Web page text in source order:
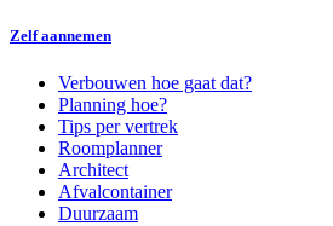
Zelf aannemen
Verbouwen hoe gaat dat?
Planning hoe?
Tips per vertrek
Roomplanner
Architect
Afvalcontainer
Duurzaam